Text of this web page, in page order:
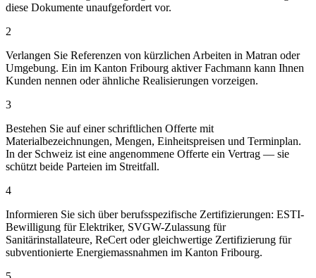
diese Dokumente unaufgefordert vor.
2
Verlangen Sie Referenzen von kürzlichen Arbeiten in Matran oder
Umgebung. Ein im Kanton Fribourg aktiver Fachmann kann Ihnen
Kunden nennen oder ähnliche Realisierungen vorzeigen.
3
Bestehen Sie auf einer schriftlichen Offerte mit
Materialbezeichnungen, Mengen, Einheitspreisen und Terminplan.
In der Schweiz ist eine angenommene Offerte ein Vertrag — sie
schützt beide Parteien im Streitfall.
4
Informieren Sie sich über berufsspezifische Zertifizierungen: ESTI-
Bewilligung für Elektriker, SVGW-Zulassung für
Sanitärinstallateure, ReCert oder gleichwertige Zertifizierung für
subventionierte Energiemassnahmen im Kanton Fribourg.